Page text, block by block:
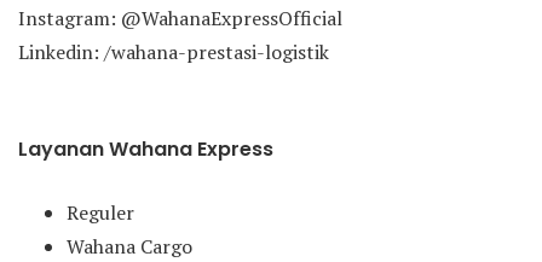
Instagram: @WahanaExpressOfficial
Linkedin: /wahana-prestasi-logistik
Layanan Wahana Express
Reguler
Wahana Cargo